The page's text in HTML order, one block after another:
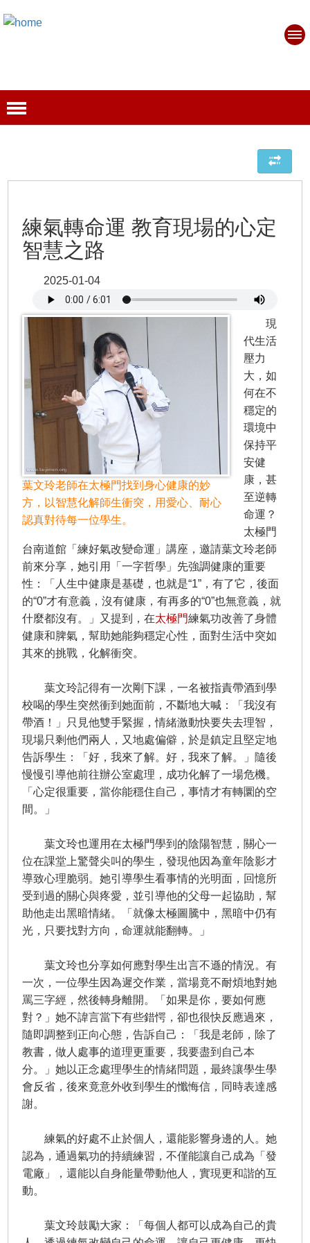
練氣轉命運 教育現場的心定
智慧之路
2025-01-04
葉文玲老師在太極門找到身心健康的妙
方，以智慧化解師生衝突，用愛心、耐心
認真對待每一位學生。
現
代生活
壓力
大，如
何在不
穩定的
環境中
保持平
安健
康，甚
至逆轉
命運？
太極門
台南道館「練好氣改變命運」講座，邀請葉文玲老師
前來分享，她引用「一字哲學」先強調健康的重要
性：「人生中健康是基礎，也就是“1”，有了它，後面
的“0”才有意義，沒有健康，有再多的“0”也無意義，就
什麼都沒有。」又提到，在太極門練氣功改善了身體
健康和脾氣，幫助她能夠穩定心性，面對生活中突如
其來的挑戰，化解衝突。
葉文玲記得有一次剛下課，一名被指責帶酒到學
校喝的學生突然衝到她面前，不斷地大喊：「我沒有
帶酒！」只見他雙手緊握，情緒激動快要失去理智，
現場只剩他們兩人，又地處偏僻，於是鎮定且堅定地
告訴學生：「好，我來了解。好，我來了解。」隨後
慢慢引導他前往辦公室處理，成功化解了一場危機。
「心定很重要，當你能穩住自己，事情才有轉圜的空
間。」
葉文玲也運用在太極門學到的陰陽智慧，關心一
位在課堂上驚聲尖叫的學生，發現他因為童年陰影才
導致心理脆弱。她引導學生看事情的光明面，回憶所
受到過的關心與疼愛，並引導他的父母一起協助，幫
助他走出黑暗情緒。「就像太極圖騰中，黑暗中仍有
光，只要找對方向，命運就能翻轉。」
葉文玲也分享如何應對學生出言不遜的情況。有
一次，一位學生因為遲交作業，當場竟不耐煩地對她
罵三字經，然後轉身離開。「如果是你，要如何應
對？」她不諱言當下有些錯愕，卻也很快反應過來，
隨即調整到正向心態，告訴自己：「我是老師，除了
教書，做人處事的道理更重要，我要盡到自己本
分。」她以正念處理學生的情緒問題，最終讓學生學
會反省，後來竟意外收到學生的懺悔信，同時表達感
謝。
練氣的好處不止於個人，還能影響身邊的人。她
認為，通過氣功的持續練習，不僅能讓自己成為「發
電廠」，還能以自身能量帶動他人，實現更和諧的互
動。
葉文玲鼓勵大家：「每個人都可以成為自己的貴